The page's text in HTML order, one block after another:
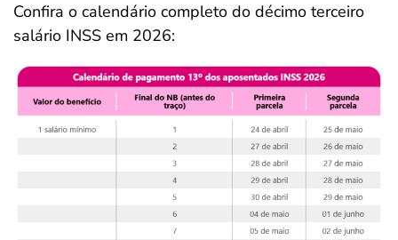
Confira o calendário completo do décimo terceiro
salário INSS em 2026: